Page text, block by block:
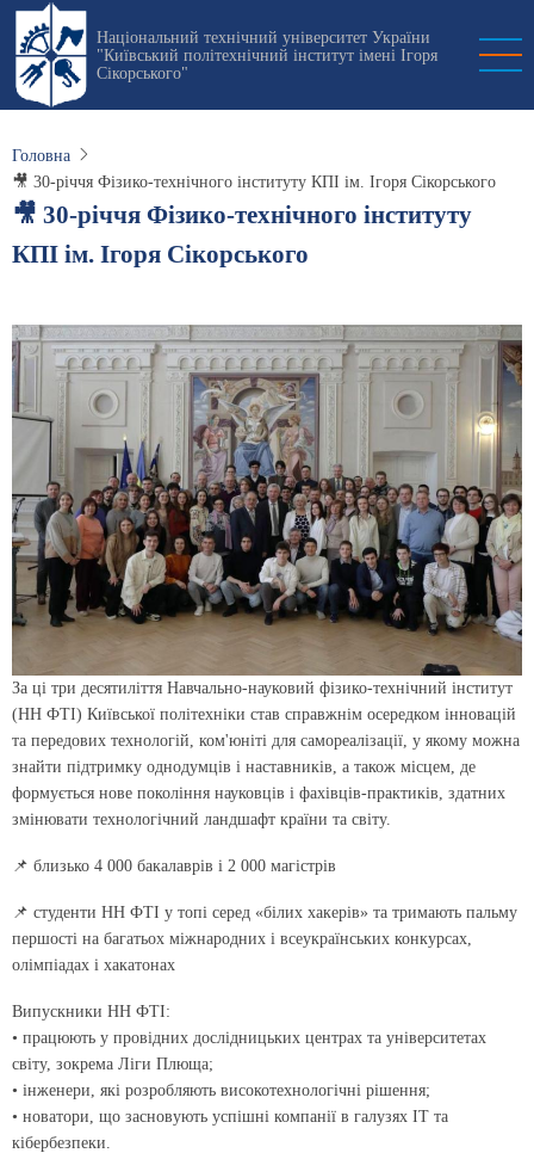
Перейти
основного
вмісту
Національний технічний університет України
"Київський політехнічний інститут імені Ігоря
Сікорського"
Головна
🎥 30-річчя Фізико-технічного інституту КПІ ім. Ігоря Сікорського
🎥 30-річчя Фізико-технічного інституту
КПІ ім. Ігоря Сікорського
За ці три десятиліття Навчально-науковий фізико-технічний інститут
(НН ФТІ) Київської політехніки став справжнім осередком інновацій
та передових технологій, ком'юніті для самореалізації, у якому можна
знайти підтримку однодумців і наставників, а також місцем, де
формується нове покоління науковців і фахівців-практиків, здатних
змінювати технологічний ландшафт країни та світу.
📌 близько 4 000 бакалаврів і 2 000 магістрів
📌 студенти НН ФТІ у топі серед «білих хакерів» та тримають пальму
першості на багатьох міжнародних і всеукраїнських конкурсах,
олімпіадах і хакатонах
Випускники НН ФТІ:
• працюють у провідних дослідницьких центрах та університетах
світу, зокрема Ліги Плюща;
• інженери, які розробляють високотехнологічні рішення;
• новатори, що засновують успішні компанії в галузях IT та
кібербезпеки.